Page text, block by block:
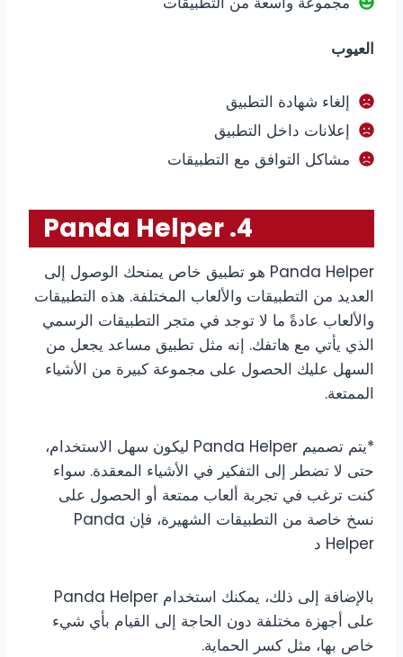
العيوب
إلغاء شهادة التطبيق
إعلانات داخل التطبيق
مشاكل التوافق مع التطبيقات
4. Panda Helper
Panda Helper هو تطبيق خاص يمنحك الوصول إلى
العديد من التطبيقات والألعاب المختلفة. هذه التطبيقات
والألعاب عادةً ما لا توجد في متجر التطبيقات الرسمي
الذي يأتي مع هاتفك. إنه مثل تطبيق مساعد يجعل من
السهل عليك الحصول على مجموعة كبيرة من الأشياء
الممتعة.
*يتم تصميم Panda Helper ليكون سهل الاستخدام،
حتى لا تضطر إلى التفكير في الأشياء المعقدة. سواء
كنت ترغب في تجربة ألعاب ممتعة أو الحصول على
نسخ خاصة من التطبيقات الشهيرة، فإن Panda
Helper د
بالإضافة إلى ذلك، يمكنك استخدام Panda Helper
على أجهزة مختلفة دون الحاجة إلى القيام بأي شيء
خاص بها، مثل كسر الحماية.